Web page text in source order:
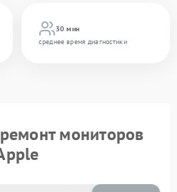
30 мин
среднее время диагностики
мониторов